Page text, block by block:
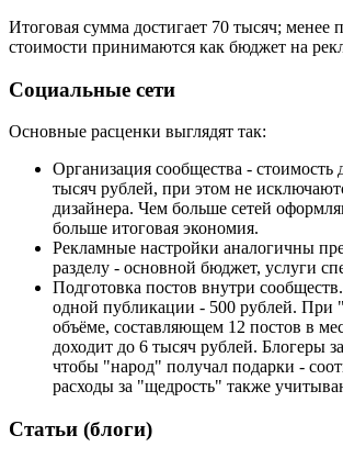
Итоговая сумма достигает 70 тысяч; менее
стоимости принимаются как бюджет на
Социальные сети
Основные расценки выглядят так:
Организация сообщества - стоимость
тысяч рублей, при этом не
дизайнера. Чем больше сетей
больше итоговая экономия.
Рекламные настройки аналогичны
разделу - основной бюджет, услуги
Подготовка постов внутри
одной публикации - 500 рублей. При
объёме, составляющем 12 постов в
доходит до 6 тысяч рублей. Блогеры
чтобы "народ" получал подарки -
расходы за "щедрость" также
Статьи (блоги)